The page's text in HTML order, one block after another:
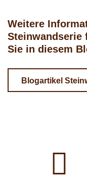
Weitere
Steinwandserie
Sie in diesem
Blogartikel
